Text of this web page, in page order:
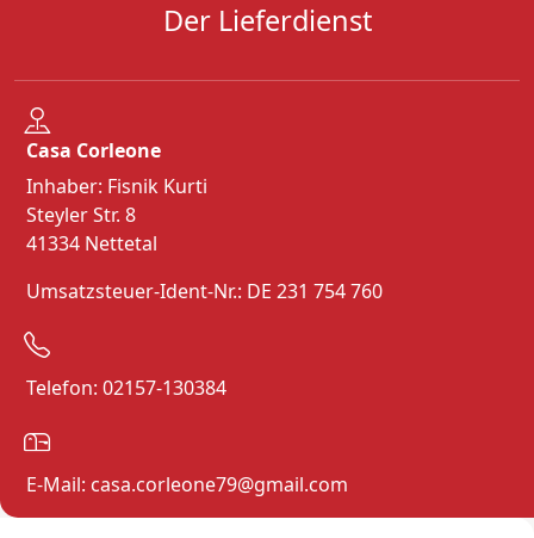
Der Lieferdienst
Casa Corleone
Inhaber: Fisnik Kurti
Steyler Str. 8
41334 Nettetal
Umsatzsteuer-Ident-Nr.: DE 231 754 760
Telefon: 02157-130384
E-Mail: casa.corleone79@gmail.com